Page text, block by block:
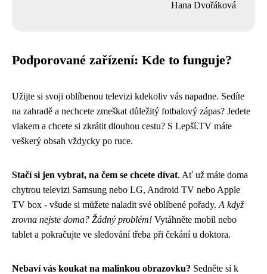
Hana Dvořáková
Podporované zařízení: Kde to funguje?
Užijte si svoji oblíbenou televizi kdekoliv vás napadne. Sedíte
na zahradě a nechcete zmeškat důležitý fotbalový zápas? Jedete
vlakem a chcete si zkrátit dlouhou cestu? S Lepší.TV máte
veškerý obsah vždycky po ruce.
Stačí si jen vybrat, na čem se chcete dívat. Ať už máte doma
chytrou televizi Samsung nebo LG, Android TV nebo Apple
TV box - všude si můžete naladit své oblíbené pořady. A když
zrovna nejste doma? Žádný problém! Vytáhněte mobil nebo
tablet a pokračujte ve sledování třeba při čekání u doktora.
Nebaví vás koukat na malinkou obrazovku? Sedněte si k